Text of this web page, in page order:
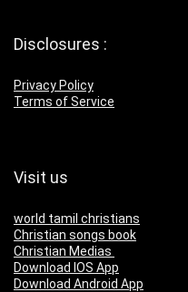
Disclosures :
Privacy Policy
Terms of Service
Visit us
world tamil christians
Christian songs book
Christian Medias
Download IOS App
Download Android App